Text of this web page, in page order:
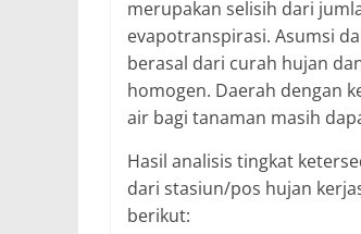
merupakan selisih dari
evapotranspirasi. Asumsi
berasal dari curah hujan
homogen. Daerah dengan
air bagi tanaman masih
Hasil analisis tingkat
dari stasiun/pos hujan
berikut: